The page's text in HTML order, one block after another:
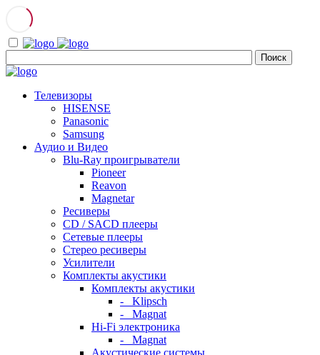
Телевизоры
HISENSE
Panasonic
Samsung
Аудио и Видео
Blu-Ray проигрыватели
Pioneer
Reavon
Magnetar
Ресиверы
CD / SACD плееры
Сетевые плееры
Стерео ресиверы
Усилители
Комплекты акустики
Комплекты акустики
- Klipsch
- Magnat
Hi-Fi электроника
- Magnat
Акустические системы